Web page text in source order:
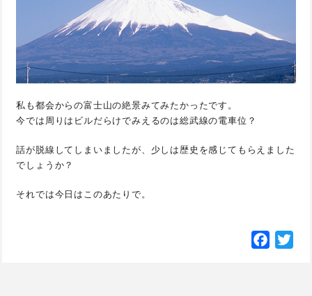
私も都会からの富士山の絶景みてみたかったです。
今では周りはビルだらけでみえるのは総武線の電車位？
話が脱線してしまいましたが、少しは歴史を感じてもらえました
でしょうか？
それでは今日はこのあたりで。